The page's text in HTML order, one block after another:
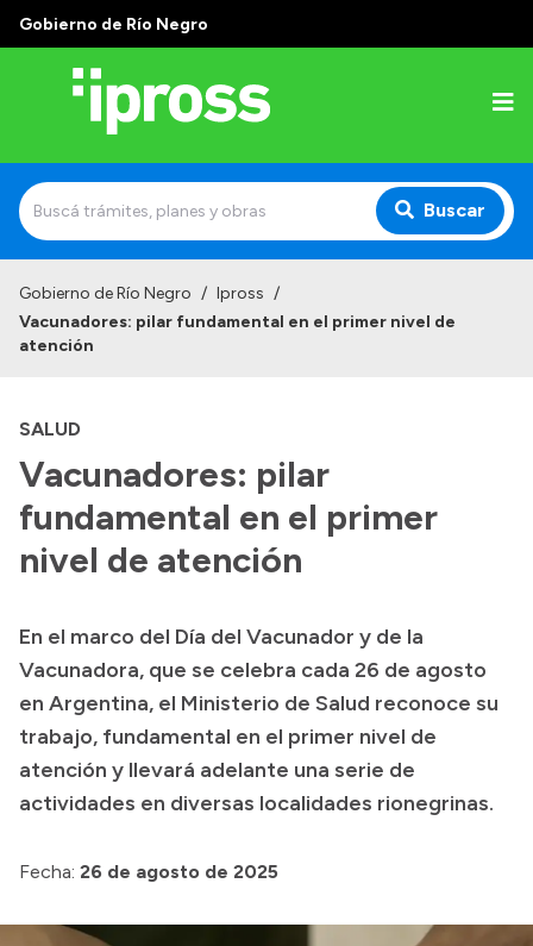
Gobierno de Río Negro
Buscar
Institucional
Autoridades
Delegaciones
Consultorios Propios
Presentación CV
Transparencia
Inversión en Salud
Licitaciones
Consulta de expedientes
Gobierno de Río Negro / Ipross /
Vacunadores: pilar fundamental en el primer nivel de
atención
SALUD
Vacunadores: pilar
fundamental en el primer
nivel de atención
En el marco del Día del Vacunador y de la
Vacunadora, que se celebra cada 26 de agosto
en Argentina, el Ministerio de Salud reconoce su
trabajo, fundamental en el primer nivel de
atención y llevará adelante una serie de
actividades en diversas localidades rionegrinas.
Fecha: 26 de agosto de 2025